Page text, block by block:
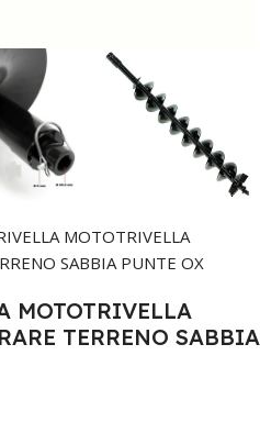
MOTOTRIVELLA
SABBIA PUNTE OX
MOTOTRIVELLA
TERRENO SABBIA